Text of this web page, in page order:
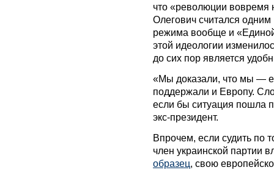
что «революции вовремя
Олегович считался одним
режима вообще и
этой идеологии
до сих пор является
«Мы доказали, что мы —
поддержали и Европу.
если бы ситуация пошла
экс-президент.
Впрочем, если судить по
член украинской партии
образец, свою